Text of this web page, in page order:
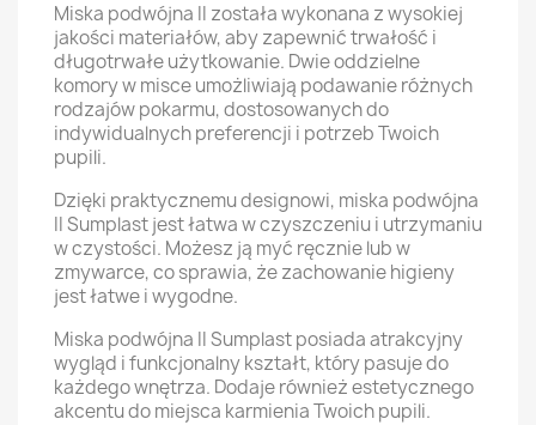
Miska podwójna II została wykonana z wysokiej
jakości materiałów, aby zapewnić trwałość i
długotrwałe użytkowanie. Dwie oddzielne
komory w misce umożliwiają podawanie różnych
rodzajów pokarmu, dostosowanych do
indywidualnych preferencji i potrzeb Twoich
pupili.
Dzięki praktycznemu designowi, miska podwójna
II Sumplast jest łatwa w czyszczeniu i utrzymaniu
w czystości. Możesz ją myć ręcznie lub w
zmywarce, co sprawia, że zachowanie higieny
jest łatwe i wygodne.
Miska podwójna II Sumplast posiada atrakcyjny
wygląd i funkcjonalny kształt, który pasuje do
każdego wnętrza. Dodaje również estetycznego
akcentu do miejsca karmienia Twoich pupili.